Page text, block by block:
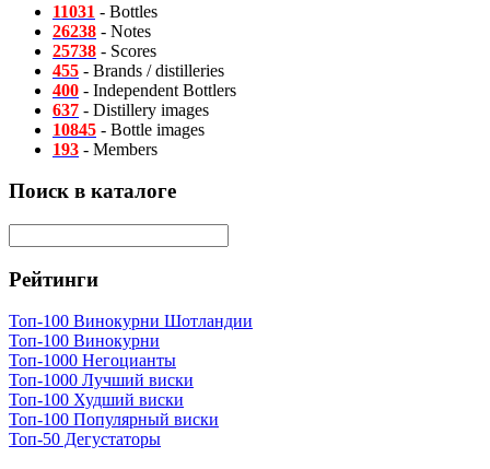
11031 - Bottles
26238 - Notes
25738 - Scores
455 - Brands / distilleries
400 - Independent Bottlers
637 - Distillery images
10845 - Bottle images
193 - Members
Поиск в каталоге
Рейтинги
Топ-100 Винокурни Шотландии
Топ-100 Винокурни
Топ-1000 Негоцианты
Топ-1000 Лучший виски
Топ-100 Худший виски
Топ-100 Популярный виски
Топ-50 Дегустаторы